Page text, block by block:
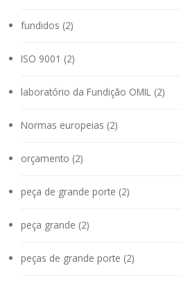
fundidos (2)
ISO 9001 (2)
laboratório da Fundição OMIL (2)
Normas europeias (2)
orçamento (2)
peça de grande porte (2)
peça grande (2)
peças de grande porte (2)